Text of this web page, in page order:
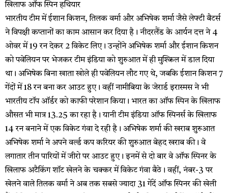
खिलाफ ऑफ स्पिन हथियार
भारतीय टीम में ईशान किशन, तिलक वर्मा और अभिषेक शर्मा जैसे लेफ्टी बैटर्स
ने विपक्षी कप्तानों का काम आसान कर दिया है। नीदरलैंड के आर्यन दत्त ने 4
ओवर में 19 रन देकर 2 विकेट लिए। उन्होंने अभिषेक शर्मा और ईशान किशन
को पवेलियन पर भेजकर टीम इंडिया को शुरुआत में ही मुश्किल में डाल दिया
था। अभिषेक बिना खाता खोले ही पवेलियन लौट गए थे, जबकि ईशान किशन 7
गेंदों में 18 रन बना कर आउट हुए। वहीं नामीबिया के जेरार्ड इरास्मस ने भी
भारतीय टॉप ऑर्डर को काफी परेशान किया। भारत का ऑफ स्पिन के खिलाफ
औसत भी मात्र 13.25 का रहा है। यानी टीम इंडिया ऑफ स्पिनर्स के खिलाफ
14 रन बनाने में एक विकेट गंवा दे रही है। अभिषेक शर्मा की खराब शुरुआत
अभिषेक शर्मा ने अपने वर्ल्ड कप करियर की शुरुआत बेहद खराब की। वे
लगातार तीन पारियों में जीरो पर आउट हुए। इनमें से दो बार वे ऑफ स्पिनर के
खिलाफ अटैकिंग शॉट खेलने के चक्कर में विकेट गंवा बैठे। वहीं, नंबर-3 पर
खेलने वाले तिलक वर्मा ने अब तक सबसे ज्यादा 31 गेंदें ऑफ स्पिनर की खेली